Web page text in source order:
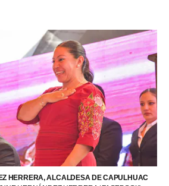
HERRERA, ALCALDESA DE CAPULHUAC